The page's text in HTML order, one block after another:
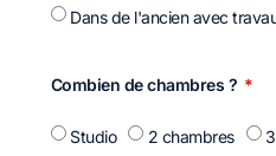
Dans de l'ancien avec
Combien de chambres ?
Studio 2 chambres